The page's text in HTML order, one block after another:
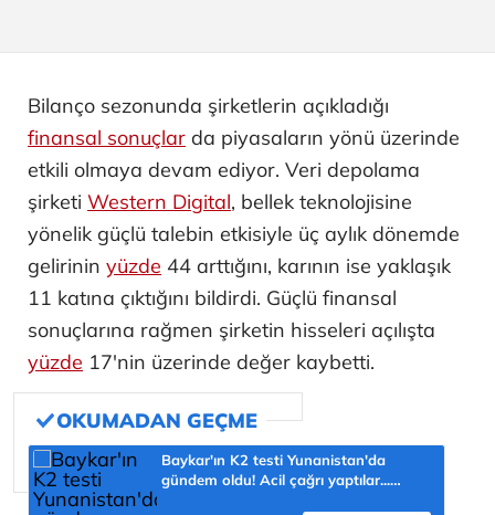
Bilanço sezonunda şirketlerin açıkladığı
finansal sonuçlar da piyasaların yönü üzerinde
etkili olmaya devam ediyor. Veri depolama
şirketi Western Digital, bellek teknolojisine
yönelik güçlü talebin etkisiyle üç aylık dönemde
gelirinin yüzde 44 arttığını, karının ise yaklaşık
11 katına çıktığını bildirdi. Güçlü finansal
sonuçlarına rağmen şirketin hisseleri açılışta
yüzde 17'nin üzerinde değer kaybetti.
Baykar'ın K2 testi Yunanistan'da
gündem oldu! Acil çağrı yaptılar...